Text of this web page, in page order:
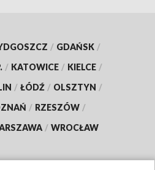
/ GDAŃSK /
/ KATOWICE / KIELCE /
/ ŁÓDŹ / OLSZTYN /
/ RZESZÓW /
/ WROCŁAW